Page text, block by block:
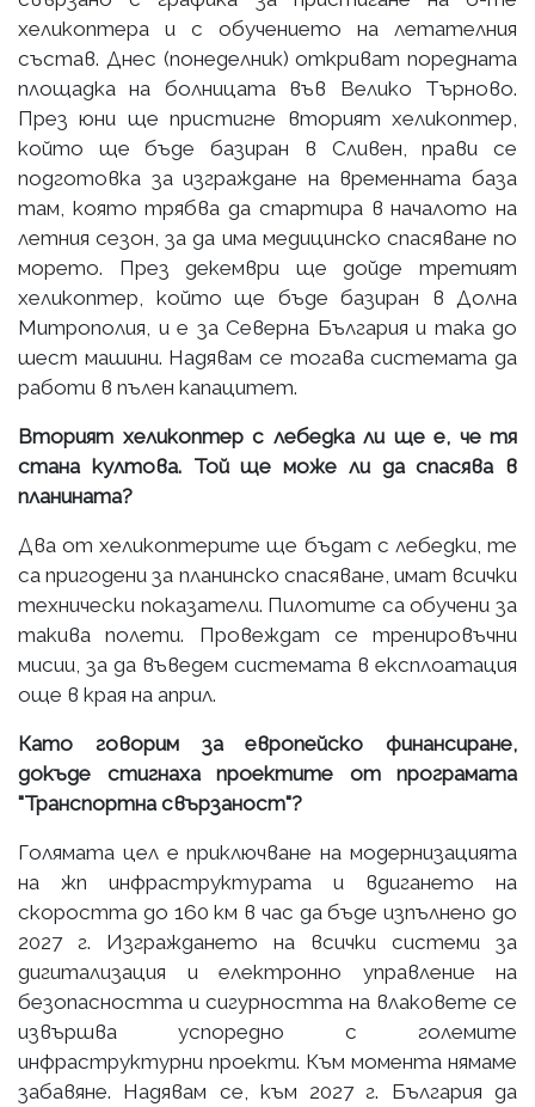
хеликоптера и с обучението на летателния
състав. Днес (понеделник) откриват поредната
площадка на болницата във Велико Търново.
През юни ще пристигне вторият хеликоптер,
който ще бъде базиран в Сливен, прави се
подготовка за изграждане на временната база
там, която трябва да стартира в началото на
летния сезон, за да има медицинско спасяване по
морето. През декември ще дойде третият
хеликоптер, който ще бъде базиран в Долна
Митрополия, и е за Северна България и така до
шест машини. Надявам се тогава системата да
работи в пълен капацитет.
Вторият хеликоптер с лебедка ли ще е, че тя
стана култова. Той ще може ли да спасява в
планината?
Два от хеликоптерите ще бъдат с лебедки, те
са пригодени за планинско спасяване, имат всички
технически показатели. Пилотите са обучени за
такива полети. Провеждат се тренировъчни
мисии, за да въведем системата в експлоатация
още в края на април.
Като говорим за европейско финансиране,
докъде стигнаха проектите от програмата
"Транспортна свързаност"?
Голямата цел е приключване на модернизацията
на жп инфраструктурата и вдигането на
скоростта до 160 км в час да бъде изпълнено до
2027 г. Изграждането на всички системи за
дигитализация и електронно управление на
безопасността и сигурността на влаковете се
извършва успоредно с големите
инфраструктурни проекти. Към момента нямаме
забавяне. Надявам се, към 2027 г. България да